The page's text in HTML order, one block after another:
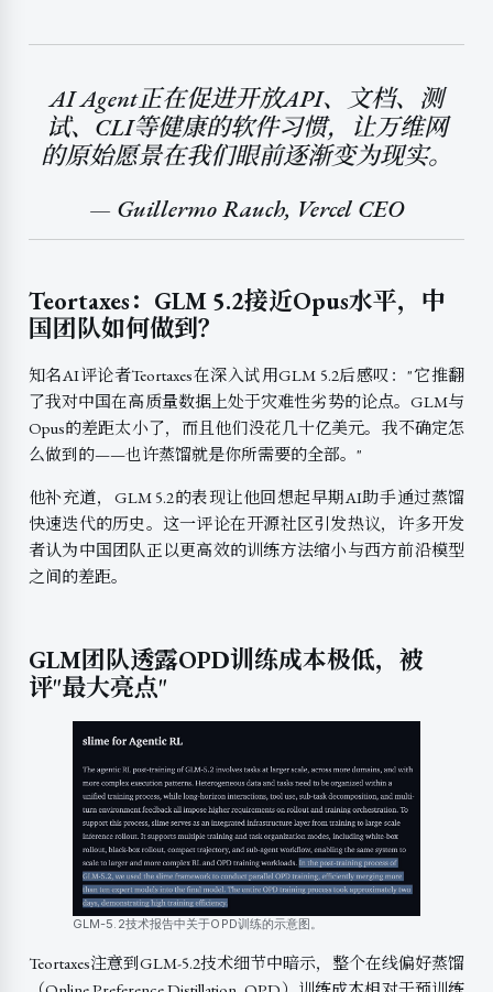
AI Agent正在促进开放API、文档、测
试、CLI等健康的软件习惯，让万维网
的原始愿景在我们眼前逐渐变为现实。
— Guillermo Rauch, Vercel CEO
Teortaxes：GLM 5.2接近Opus水平，中
国团队如何做到？
知名AI评论者Teortaxes在深入试用GLM 5.2后感叹："它推翻
了我对中国在高质量数据上处于灾难性劣势的论点。GLM与
Opus的差距太小了，而且他们没花几十亿美元。我不确定怎
么做到的——也许蒸馏就是你所需要的全部。"
他补充道，GLM 5.2的表现让他回想起早期AI助手通过蒸馏
快速迭代的历史。这一评论在开源社区引发热议，许多开发
者认为中国团队正以更高效的训练方法缩小与西方前沿模型
之间的差距。
GLM团队透露OPD训练成本极低，被
评"最大亮点"
GLM-5.2技术报告中关于OPD训练的示意图。
Teortaxes注意到GLM-5.2技术细节中暗示，整个在线偏好蒸馏